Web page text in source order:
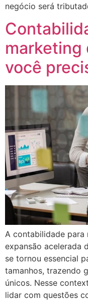
negócio será
marketing
você
A contabilidade para
expansão acelerada
se tornou essencial
tamanhos, trazendo
únicos. Nesse
lidar com questões